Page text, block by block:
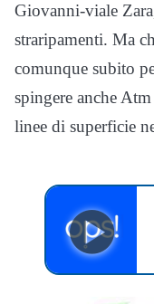
Giovanni-viale
straripamenti. Ma
comunque subito
spingere anche
linee di superficie